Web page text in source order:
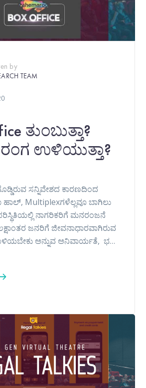
by
TEAM
ತುಂಬುತ್ತಾ?
ಉಳಿಯುತ್ತಾ?
ಸನ್ನಿವೇಶದ ಕಾರಣದಿಂದ
ಹಾಲ್, Multiplexಗಳೆಲ್ಲವೂ ಬಾಗಿಲು
ನಾಗರಿಕರಿಗೆ ಮನರಂಜನೆ
ಜನರಿಗೆ ಜೀವನಾಧಾರವಾಗಿರುವ
ಅನ್ನುವ ಅನಿವಾರ್ಯತೆ, ಭ…